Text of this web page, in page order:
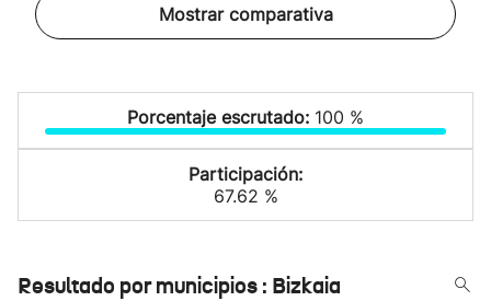
Mostrar comparativa
Porcentaje escrutado: 100 %
Participación:
67.62 %
Resultado por municipios : Bizkaia